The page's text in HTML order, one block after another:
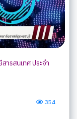
ารสนเทศ ประจำ
354